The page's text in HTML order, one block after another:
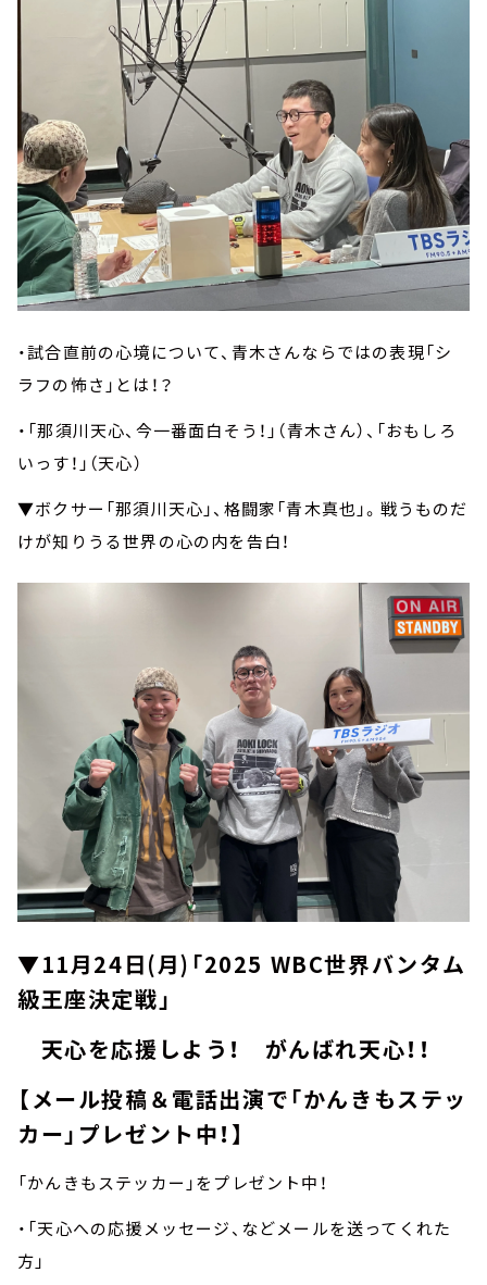
・試合直前の心境について、青木さんならではの表現「シ
ラフの怖さ」とは！？
・「那須川天心、今一番面白そう！」（青木さん）、「おもしろ
いっす！」（天心）
▼ボクサー「那須川天心」、格闘家「青木真也」。戦うものだ
けが知りうる世界の心の内を告白！
▼11月24日(月)「2025 WBC世界バンタム
級王座決定戦」
天心を応援しよう！ がんばれ天心！！
【メール投稿＆電話出演で「かんきもステッ
カー」プレゼント中！】
「かんきもステッカー」をプレゼント中！
・「天心への応援メッセージ、などメールを送ってくれた
方」